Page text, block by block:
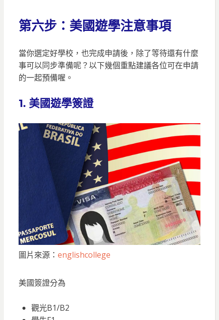
第六步：美國遊學注意事項
當你選定好學校，也完成申請後，除了等待還有什麼
事可以同步準備呢？以下幾個重點建議各位可在申請
的一起預備喔。
1. 美國遊學簽證
圖片來源： englishcollege
美國簽證分為
觀光B1/B2